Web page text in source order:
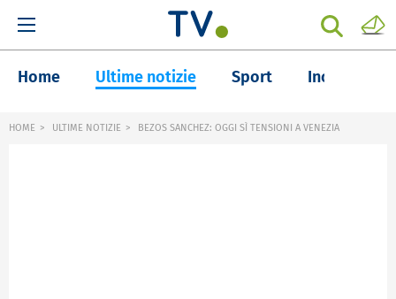
Home Ultime notizie Sport Inchieste
HOME ULTIME NOTIZIE BEZOS SANCHEZ: OGGI SÌ TENSIONI A VENEZIA